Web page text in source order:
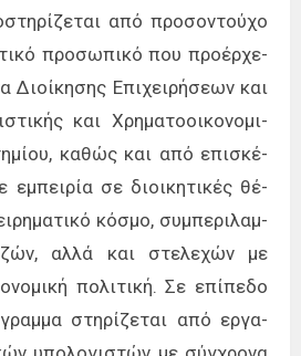
από προ­σο­ντού­χο
προ­σω­πι­κό που προ­έρ­χε­
Διοί­κη­σης Επι­χει­ρή­σε­ων και
και Χρη­μα­το­οι­κο­νο­μι­
κα­θώς και από επι­σκέ­
εμπει­ρία σε διοι­κη­τι­κές θέ­
κό­σμο, συ­μπε­ρι­λαμ­
αλλά και στε­λε­χών με
πο­λι­τι­κή. Σε επί­πε­δο
στη­ρί­ζε­ται από ερ­γα­